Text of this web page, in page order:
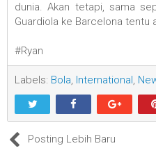
dunia. Akan tetapi, sama
Guardiola ke Barcelona tentu
#Ryan
Labels: Bola, International ,
Posting Lebih Baru